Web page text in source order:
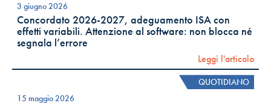
3 giugno 2026
Concordato 2026-2027, adeguamento ISA con
effetti variabili. Attenzione al software: non blocca né
segnala l’errore
Leggi l'articolo
QUOTIDIANO
15 maggio 2026